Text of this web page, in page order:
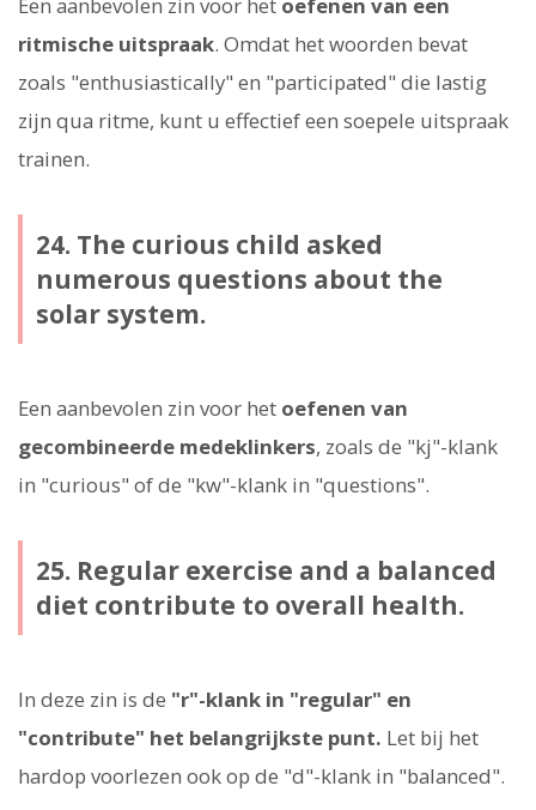
Een aanbevolen zin voor het oefenen van een
ritmische uitspraak. Omdat het woorden bevat
zoals "enthusiastically" en "participated" die lastig
zijn qua ritme, kunt u effectief een soepele uitspraak
trainen.
24. The curious child asked
numerous questions about the
solar system.
Een aanbevolen zin voor het oefenen van
gecombineerde medeklinkers, zoals de "kj"-klank
in "curious" of de "kw"-klank in "questions".
25. Regular exercise and a balanced
diet contribute to overall health.
In deze zin is de "r"-klank in "regular" en
"contribute" het belangrijkste punt. Let bij het
hardop voorlezen ook op de "d"-klank in "balanced".